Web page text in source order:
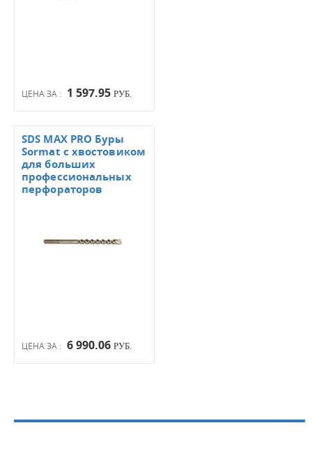
ЦЕНА ЗА : 1 597.95 РУБ.
ЦЕНА ЗА : 6 990.06 РУБ.
SDS МАХ PRO Буры
Sormat с хвостовиком
для больших
профессиональных
перфораторов